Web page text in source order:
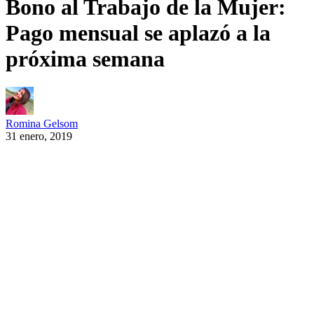
Bono al Trabajo de la Mujer:
Pago mensual se aplazó a la
próxima semana
Romina Gelsom
31 enero, 2019